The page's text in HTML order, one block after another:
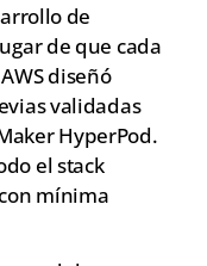
de
de que cada
diseñó
validadas
HyperPod.
el stack
mínima